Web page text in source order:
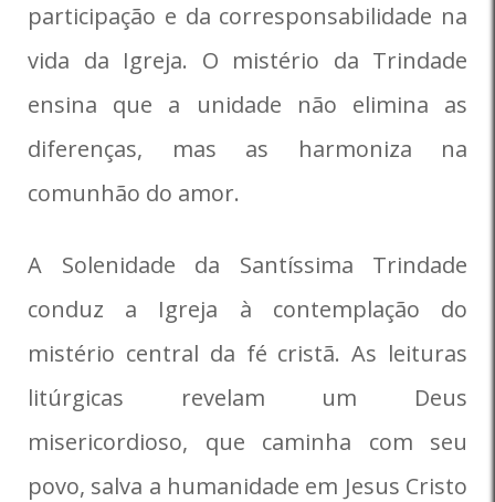
participação e da corresponsabilidade na
vida da Igreja. O mistério da Trindade
ensina que a unidade não elimina as
diferenças, mas as harmoniza na
comunhão do amor.
A Solenidade da Santíssima Trindade
conduz a Igreja à contemplação do
mistério central da fé cristã. As leituras
litúrgicas revelam um Deus
misericordioso, que caminha com seu
povo, salva a humanidade em Jesus Cristo